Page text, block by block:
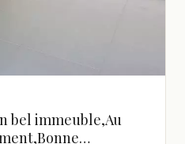
bel immeuble,Au